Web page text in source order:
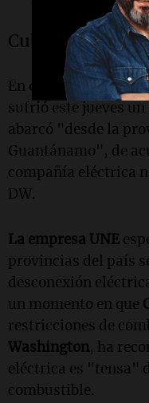
Cuba sufre un
En otro orden de
sufrió este jueves
abarcó "desde la
Guantánamo", de
compañía eléctrica
DW.
La empresa UNE
provincias del país
desconexión
un momento en que
restricciones de
Washington, ha
eléctrica es "tensa"
combustible.